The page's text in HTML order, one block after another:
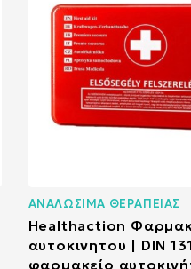
ΑΝΑΛΩΣΙΜΑ ΘΕΡΑΠΕΙΑΣ
Healthaction
αυτοκινητου | DIN
φαρμακείο